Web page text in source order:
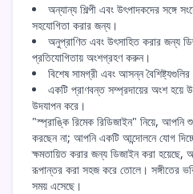
অন্যান্য শিল্পী এবং উৎপাদকদের সঙ্গে
সহযোগিতা করার জন্য।
অনুপ্রাণিত এবং উৎসাহিত করার জন্য
প্রতিযোগিতায় অংশগ্রহণ করুন।
বিশেষ সামগ্রী এবং আসন্ন
একটি প্রাণবন্ত সম্প্রদায়ের অংশ হয়ে
উদযাপন করে।
"স্প্রাঙ্কি রিমেক রিডিজাইন" নিয়ে, আপনি
করছেন না; আপনি একটি আন্দোলনে যোগ
ক্ষমতায়িত করার জন্য ডিজাইন করা হয়েছে,
রূপান্তর করা সহজ করে তোলে। সঙ্গীতের
সময় এসেছে।